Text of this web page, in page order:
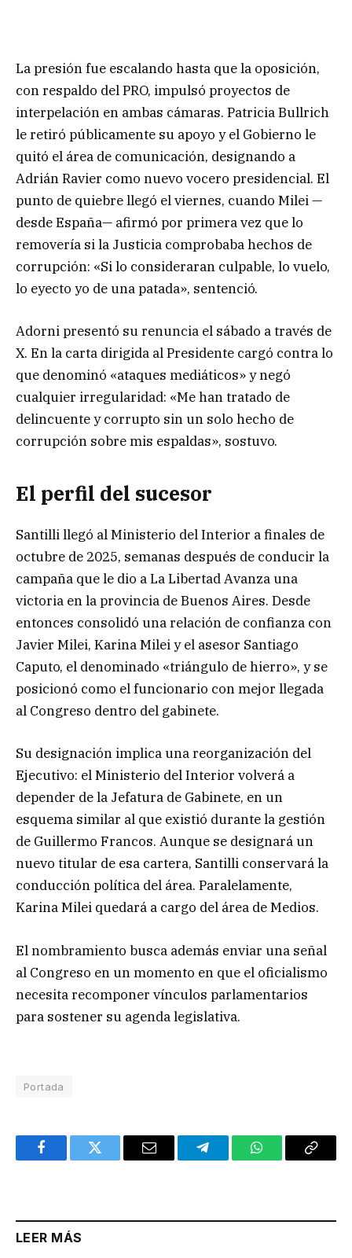
La presión fue escalando hasta que la oposición,
con respaldo del PRO, impulsó proyectos de
interpelación en ambas cámaras. Patricia Bullrich
le retiró públicamente su apoyo y el Gobierno le
quitó el área de comunicación, designando a
Adrián Ravier como nuevo vocero presidencial. El
punto de quiebre llegó el viernes, cuando Milei —
desde España— afirmó por primera vez que lo
removería si la Justicia comprobaba hechos de
corrupción: «Si lo consideraran culpable, lo vuelo,
lo eyecto yo de una patada», sentenció.
Adorni presentó su renuncia el sábado a través de
X. En la carta dirigida al Presidente cargó contra lo
que denominó «ataques mediáticos» y negó
cualquier irregularidad: «Me han tratado de
delincuente y corrupto sin un solo hecho de
corrupción sobre mis espaldas», sostuvo.
El perfil del sucesor
Santilli llegó al Ministerio del Interior a finales de
octubre de 2025, semanas después de conducir la
campaña que le dio a La Libertad Avanza una
victoria en la provincia de Buenos Aires. Desde
entonces consolidó una relación de confianza con
Javier Milei, Karina Milei y el asesor Santiago
Caputo, el denominado «triángulo de hierro», y se
posicionó como el funcionario con mejor llegada
al Congreso dentro del gabinete.
Su designación implica una reorganización del
Ejecutivo: el Ministerio del Interior volverá a
depender de la Jefatura de Gabinete, en un
esquema similar al que existió durante la gestión
de Guillermo Francos. Aunque se designará un
nuevo titular de esa cartera, Santilli conservará la
conducción política del área. Paralelamente,
Karina Milei quedará a cargo del área de Medios.
El nombramiento busca además enviar una señal
al Congreso en un momento en que el oficialismo
necesita recomponer vínculos parlamentarios
para sostener su agenda legislativa.
Portada
FacebookTwitter Email TelegramWhatsAppCopy
LEER MÁS